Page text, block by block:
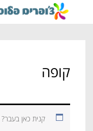
קופה
קנית כאן בעבר?